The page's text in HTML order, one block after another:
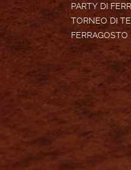
PARTY DI
TORNEO DI
FERRAGOSTO